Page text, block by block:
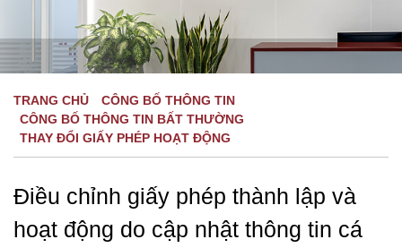
TRANG CHỦ
CÔNG BỐ THÔNG TIN
CÔNG BỐ THÔNG TIN BẤT THƯỜNG
THAY ĐỔI GIẤY PHÉP HOẠT ĐỘNG
Điều chỉnh giấy phép thành lập và
hoạt động do cập nhật thông tin cá